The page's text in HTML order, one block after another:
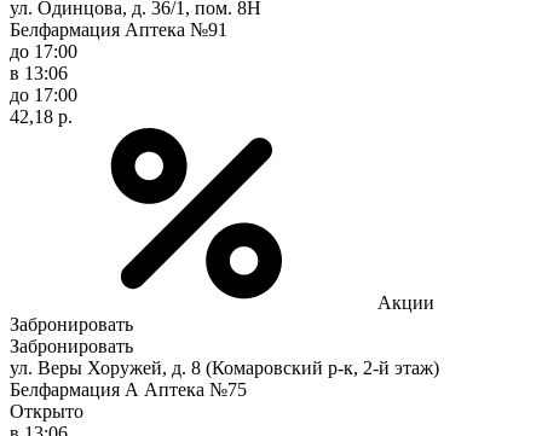
ул. Одинцова, д. 36/1, пом. 8Н
Белфармация Аптека №91
до 17:00
в 13:06
до 17:00
42,18 р.
Акции
Забронировать
Забронировать
ул. Веры Хоружей, д. 8 (Комаровский р-к, 2-й этаж)
Белфармация А Аптека №75
Открыто